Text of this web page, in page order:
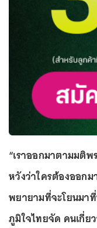
“เราออกมาตามมติ
หวังว่าใครต้องออก
พยายามที่จะโยนมา
ภูมิใจไทยจัด คนเกี่